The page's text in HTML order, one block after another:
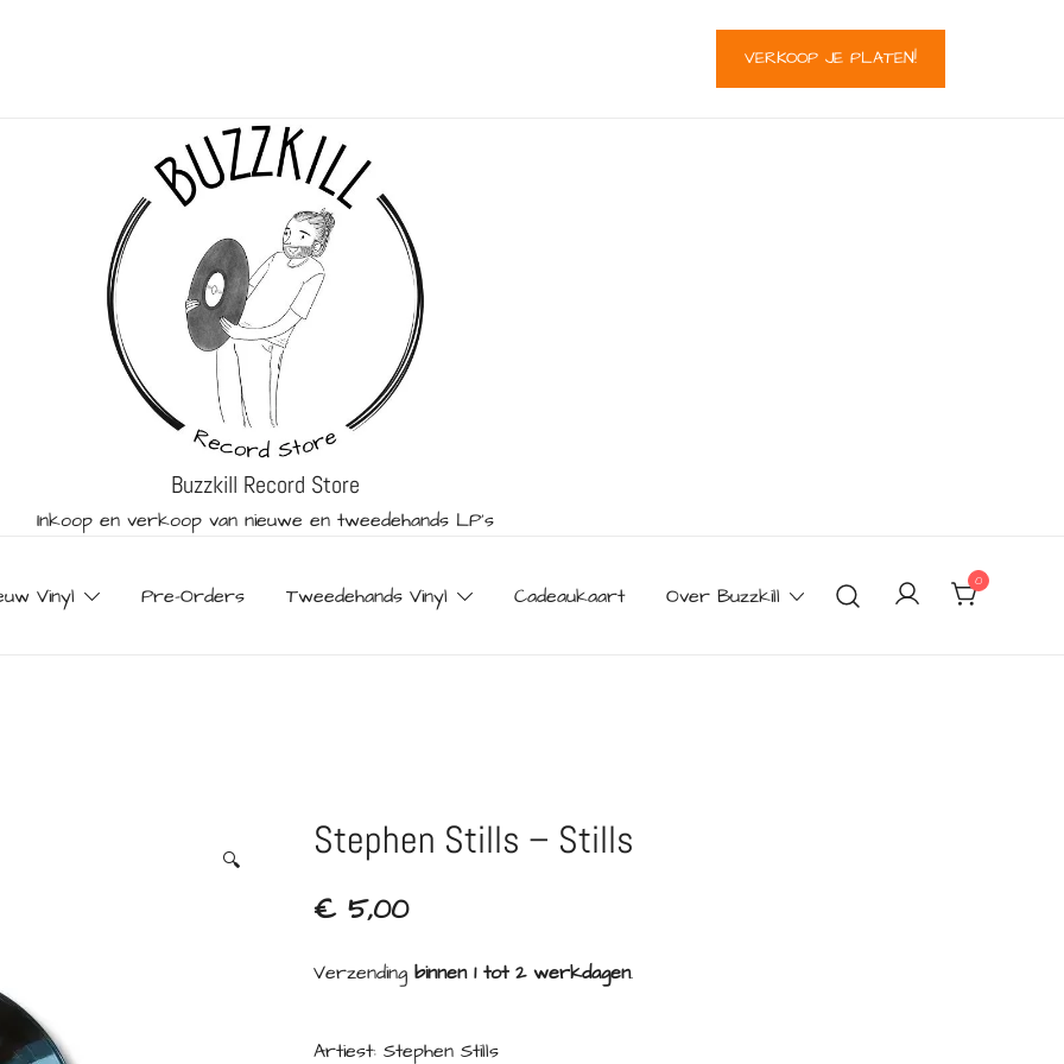
VERKOOP JE PLATEN!
Buzzkill Record Store
Inkoop en verkoop van nieuwe en tweedehands LP's
Vinyl Pre-Orders Tweedehands Vinyl Cadeaukaart Over Buzzkill
0
🔍 Stephen Stills – Stills
€5,00
Verzending binnen 1 tot 2 werkdagen.
Artiest: Stephen Stills